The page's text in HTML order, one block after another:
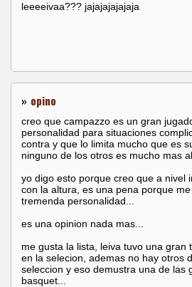
leeeeivaa??? jajajajajajaja
» opino
creo que campazzo es un gran
personalidad para situaciones
contra y que lo limita mucho que es
ninguno de los otros es mucho mas
yo digo esto porque creo que a nivel
con la altura, es una pena porque
tremenda personalidad...
es una opinion nada mas...
me gusta la lista, leiva tuvo una
en la selecion, ademas no hay otros
seleccion y eso demustra una de las
basquet...